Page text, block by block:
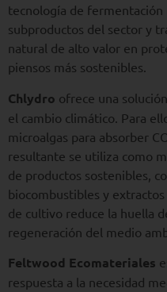
tecnología de fermentación
subproductos del sector y
natural de alto valor en
piensos más sostenibles.
Chlydro ofrece una
el cambio climático. Para
microalgas para absorber
resultante se utiliza como
de productos sostenibles,
biocombustibles y
de cultivo reduce la huella
regeneración del medio
Feltwood Ecomateriales
respuesta a la necesidad